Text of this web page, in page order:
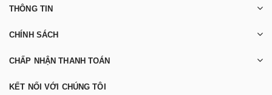
THÔNG TIN
CHÍNH SÁCH
CHẤP NHẬN THANH TOÁN
KẾT NỐI VỚI CHÚNG TÔI